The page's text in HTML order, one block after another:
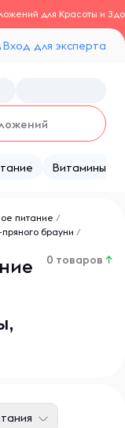
для Красоты и
Вход для эксперта
Витамины
питание /
брауни /
0 товаров ↑